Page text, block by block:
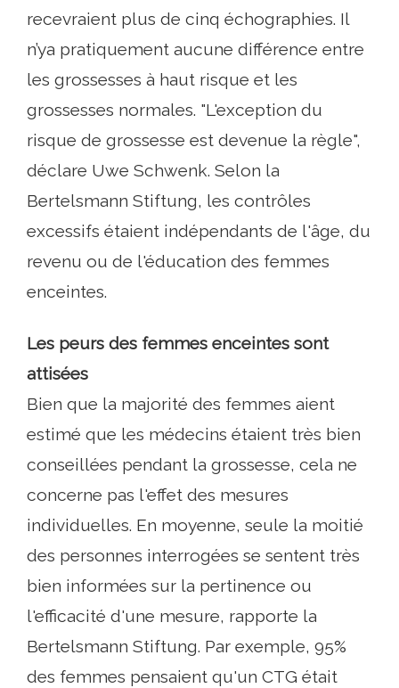
recevraient plus de cinq échographies. Il
n’ya pratiquement aucune différence entre
les grossesses à haut risque et les
grossesses normales. "L'exception du
risque de grossesse est devenue la règle",
déclare Uwe Schwenk. Selon la
Bertelsmann Stiftung, les contrôles
excessifs étaient indépendants de l'âge, du
revenu ou de l'éducation des femmes
enceintes.
Les peurs des femmes enceintes sont
attisées
Bien que la majorité des femmes aient
estimé que les médecins étaient très bien
conseillées pendant la grossesse, cela ne
concerne pas l'effet des mesures
individuelles. En moyenne, seule la moitié
des personnes interrogées se sentent très
bien informées sur la pertinence ou
l'efficacité d'une mesure, rapporte la
Bertelsmann Stiftung. Par exemple, 95%
des femmes pensaient qu'un CTG était